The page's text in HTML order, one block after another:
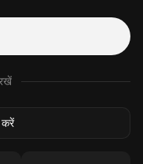
करें